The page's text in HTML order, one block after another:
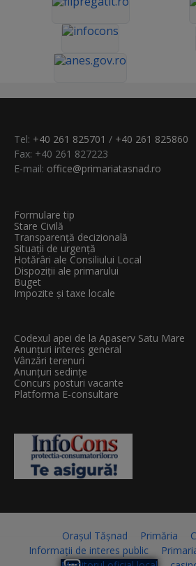
Tel: +40 261 825701 / +40 261 825860
Fax: +40 261 827223
E-mail: office@primariatasnad.ro
Formulare tip
Stare Civilă
Transparenţă decizională
Situații de urgență
Hotărâri ale Consiliului Local
Dispoziții ale primarului
Buget
Impozite și taxe locale
Codexul apei de la Apaserv Satu Mare
Anunțuri interes general
Vânzări terenuri
Anunțuri sedințe
Concurs posturi vacante
Platforma E-consultare
Orașul Tășnad Primăria
Informații de interes public